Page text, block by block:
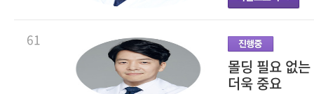
61
몰딩 필요 없
더욱 중요